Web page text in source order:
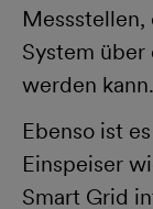
Messstellen,
System über
werden kann.
Ebenso ist
Einspeiser
Smart Grid